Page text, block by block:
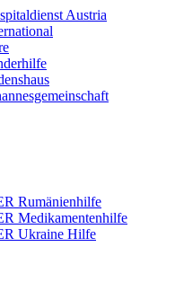
Austria
Rumänienhilfe
Medikamentenhilfe
Ukraine Hilfe